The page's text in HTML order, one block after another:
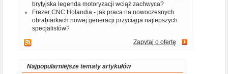
brytyjska legenda motoryzacji wciąż zachwyca?
Frezer CNC Holandia - jak praca na nowoczesnych
obrabiarkach nowej generacji przyciąga najlepszych
specjalistów?
Zapytaj o ofertę
Najpopularniejsze tematy artykułów